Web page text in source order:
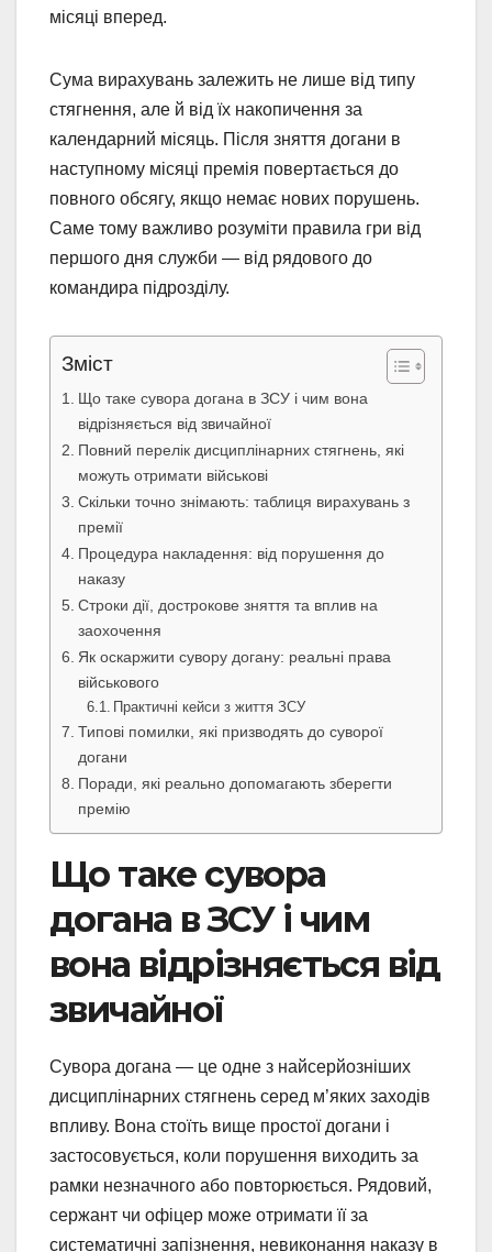
місяці вперед.
Сума вирахувань залежить не лише від типу
стягнення, але й від їх накопичення за
календарний місяць. Після зняття догани в
наступному місяці премія повертається до
повного обсягу, якщо немає нових порушень.
Саме тому важливо розуміти правила гри від
першого дня служби — від рядового до
командира підрозділу.
Зміст
Що таке сувора догана в ЗСУ і чим вона
відрізняється від звичайної
Повний перелік дисциплінарних стягнень, які
можуть отримати військові
Скільки точно знімають: таблиця вирахувань з
премії
Процедура накладення: від порушення до
наказу
Строки дії, дострокове зняття та вплив на
заохочення
Як оскаржити сувору догану: реальні права
військового
Практичні кейси з життя ЗСУ
Типові помилки, які призводять до суворої
догани
Поради, які реально допомагають зберегти
премію
Що таке сувора
догана в ЗСУ і чим
вона відрізняється від
звичайної
Сувора догана — це одне з найсерйозніших
дисциплінарних стягнень серед м’яких заходів
впливу. Вона стоїть вище простої догани і
застосовується, коли порушення виходить за
рамки незначного або повторюється. Рядовий,
сержант чи офіцер може отримати її за
систематичні запізнення, невиконання наказу в